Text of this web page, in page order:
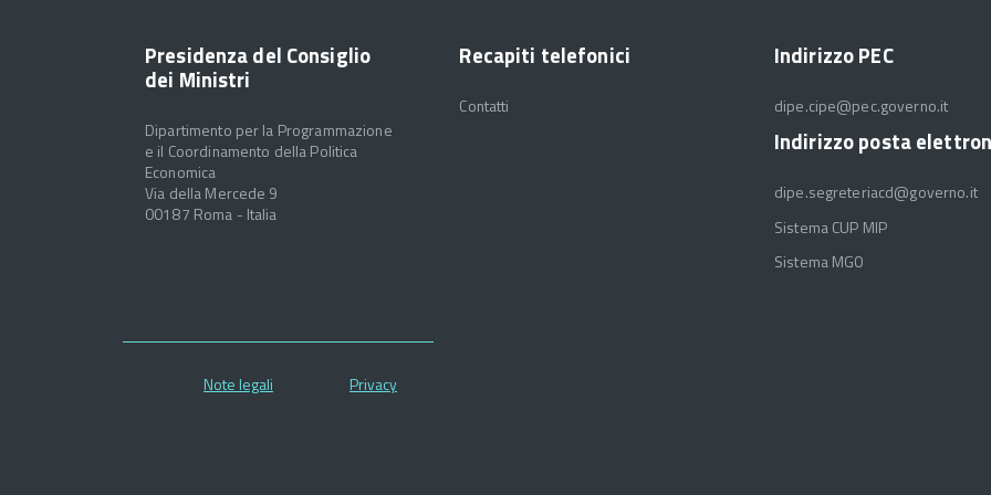
Presidenza del Consiglio
dei Ministri
Dipartimento per la Programmazione
e il Coordinamento della Politica
Economica
Via della Mercede 9
00187 Roma - Italia
Recapiti telefonici
Contatti
Indirizzo PEC
dipe.cipe@pec.governo.it
Indirizzo posta
dipe.segreteriacd@governo.it
Sistema CUP MIP
Sistema MGO
Note legali Privacy